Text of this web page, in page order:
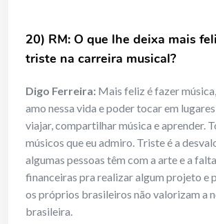
20) RM: O que lhe deixa mais
triste na carreira musical?
Digo Ferreira: Mais feliz é fazer
amo nessa vida e poder tocar em
viajar, compartilhar música e aprender.
músicos que eu admiro. Triste é a
algumas pessoas têm com a arte e a
financeiras pra realizar algum projeto e
os próprios brasileiros não valorizam a
brasileira.